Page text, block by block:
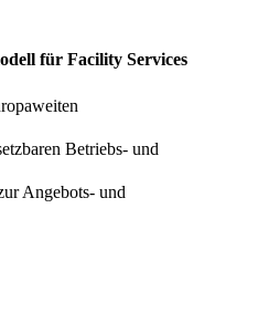
für Facility Services
Betriebs- und
Angebots- und